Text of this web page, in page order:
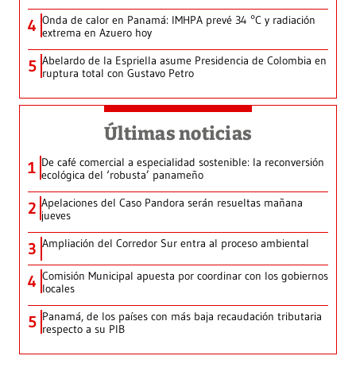
4 Onda de calor en Panamá: IMHPA prevé 34 °C y radiación
extrema en Azuero hoy
5 Abelardo de la Espriella asume Presidencia de Colombia en
ruptura total con Gustavo Petro
Últimas noticias
1 De café comercial a especialidad sostenible: la reconversión
ecológica del ‘robusta’ panameño
2 Apelaciones del Caso Pandora serán resueltas mañana
jueves
3 Ampliación del Corredor Sur entra al proceso ambiental
4 Comisión Municipal apuesta por coordinar con los gobiernos
locales
5 Panamá, de los países con más baja recaudación tributaria
respecto a su PIB